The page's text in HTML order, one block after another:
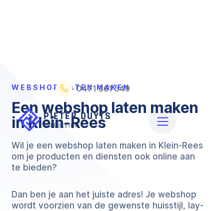
0471 361 549
WEBSHOP LATEN MAKEN
Een webshop laten maken
in Klein-Rees
Wil je een webshop laten maken in Klein-Rees
om je producten en diensten ook online aan
te bieden?
Dan ben je aan het juiste adres! Je webshop
wordt voorzien van de gewenste huisstijl, lay-